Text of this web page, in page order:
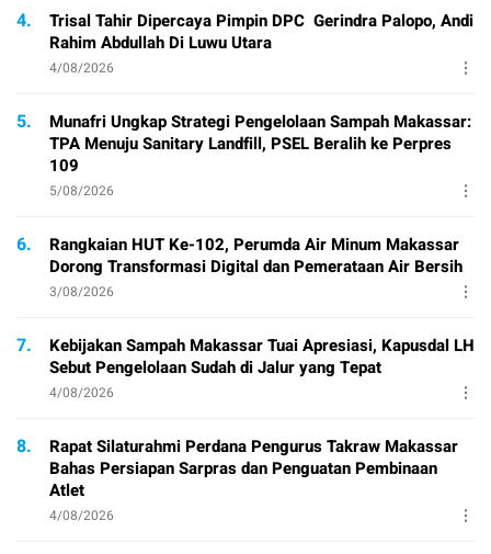
4.
Trisal Tahir Dipercaya Pimpin DPC Gerindra Palopo, Andi
Rahim Abdullah Di Luwu Utara
4/08/2026
5.
Munafri Ungkap Strategi Pengelolaan Sampah Makassar:
TPA Menuju Sanitary Landfill, PSEL Beralih ke Perpres
109
5/08/2026
6.
Rangkaian HUT Ke-102, Perumda Air Minum Makassar
Dorong Transformasi Digital dan Pemerataan Air Bersih
3/08/2026
7.
Kebijakan Sampah Makassar Tuai Apresiasi, Kapusdal LH
Sebut Pengelolaan Sudah di Jalur yang Tepat
4/08/2026
8.
Rapat Silaturahmi Perdana Pengurus Takraw Makassar
Bahas Persiapan Sarpras dan Penguatan Pembinaan
Atlet
4/08/2026